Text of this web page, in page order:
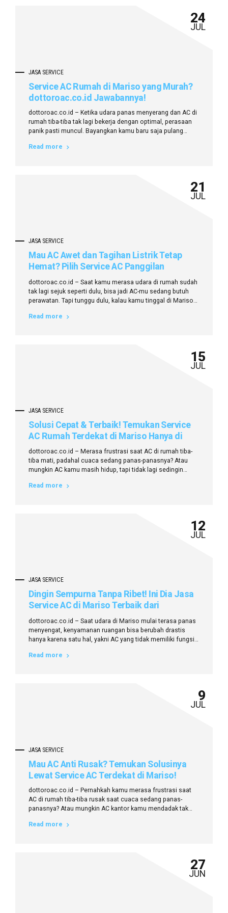
JASA SERVICE
24
JUL
Service AC Rumah di Mariso yang Murah?
dottoroac.co.id Jawabannya!
dottoroac.co.id – Ketika udara panas menyerang dan AC di
rumah tiba-tiba tak lagi bekerja dengan optimal, perasaan
panik pasti muncul. Bayangkan kamu baru saja pulang
dalam sejuknya hembusan AC. Namun, yang terjadi malah
Read more
JASA SERVICE
21
JUL
Mau AC Awet dan Tagihan Listrik Tetap
Hemat? Pilih Service AC Panggilan
Terdekat di Mariso dari dottoroac.co.id!
dottoroac.co.id – Saat kamu merasa udara di rumah sudah
tak lagi sejuk seperti dulu, bisa jadi AC-mu sedang butuh
perawatan. Tapi tunggu dulu, kalau kamu tinggal di Mariso
solusi yang bukan cuma praktis tapi juga hemat, yakni
Read more
JASA SERVICE
15
JUL
Solusi Cepat & Terbaik! Temukan Service
AC Rumah Terdekat di Mariso Hanya di
Dottoroac.co.id
dottoroac.co.id – Merasa frustrasi saat AC di rumah tiba-
tiba mati, padahal cuaca sedang panas-panasnya? Atau
mungkin AC kamu masih hidup, tapi tidak lagi sedingin
menemukan service AC rumah terdekat di Mariso yang bisa
Read more
JASA SERVICE
12
JUL
Dingin Sempurna Tanpa Ribet! Ini Dia Jasa
Service AC di Mariso Terbaik dari
Dottoroac.co.id
dottoroac.co.id – Saat udara di Mariso mulai terasa panas
menyengat, kenyamanan ruangan bisa berubah drastis
hanya karena satu hal, yakni AC yang tidak memiliki fungsi
yang melemah, hingga bau tidak sedap dari unit AC,
Read more
JASA SERVICE
9
JUL
Mau AC Anti Rusak? Temukan Solusinya
Lewat Service AC Terdekat di Mariso!
dottoroac.co.id – Pernahkah kamu merasa frustrasi saat
AC di rumah tiba-tiba rusak saat cuaca sedang panas-
panasnya? Atau mungkin AC kantor kamu mendadak tak
berlangsung? Hal-hal seperti ini bisa jadi mimpi buruk bagi
Read more
27
JUN